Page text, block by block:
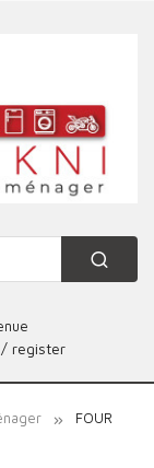
/ register
FOUR